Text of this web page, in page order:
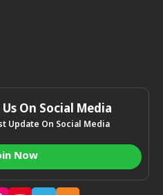
On Social Media
Update On Social Media
Now